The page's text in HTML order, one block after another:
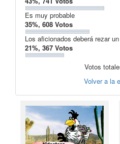
Es muy probable
35%, 608 Votos
Los aficionados deberá rezar
21%, 367 Votos
Votos
Volver a la